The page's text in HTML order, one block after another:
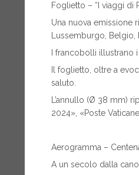
Foglietto – “I viaggi di
Una nuova emissione
Lussemburgo, Belgio,
I francobolli illustrano
Il foglietto, oltre a
saluto.
L’annullo (Ø 38 mm)
2024», «Poste
Aerogramma –
A un secolo dalla